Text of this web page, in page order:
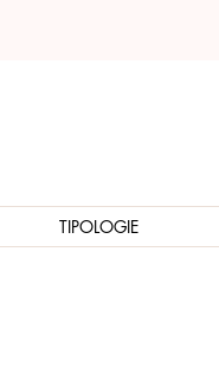
TIPOLOGIE